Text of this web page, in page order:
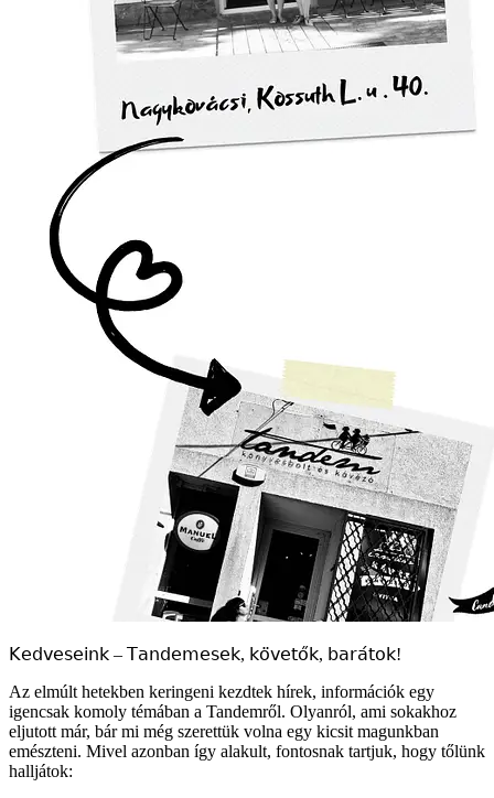
𝖪𝖾𝖽𝗏𝖾𝗌𝖾𝗂𝗇𝗄 – 𝖳𝖺𝗇𝖽𝖾𝗆𝖾𝗌𝖾𝗄, 𝗄𝗈̈𝗏𝖾𝗍𝗈̋𝗄, 𝖻𝖺𝗋𝖺́𝗍𝗈𝗄!
Az elmúlt hetekben keringeni kezdtek hírek, információk egy
igencsak komoly témában a Tandemről. Olyanról, ami sokakhoz
eljutott már, bár mi még szerettük volna egy kicsit magunkban
emészteni. Mivel azonban így alakult, fontosnak tartjuk, hogy tőlünk
halljátok: